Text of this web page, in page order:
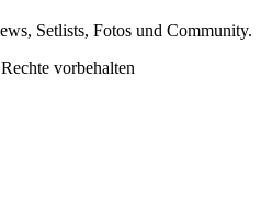
Setlists, Fotos und Community.
vorbehalten